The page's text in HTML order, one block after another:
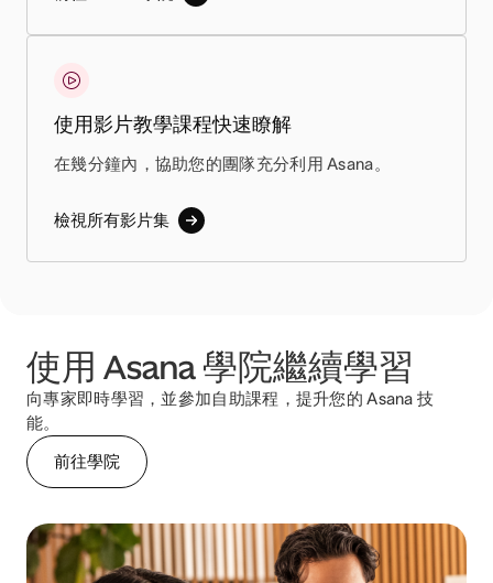
使用影片教學課程快速瞭解
在幾分鐘內，協助您的團隊充分利用 Asana。
檢視所有影片集
使用 Asana 學院繼續學習
向專家即時學習，並參加自助課程，提升您的 Asana 技
能。
前往學院